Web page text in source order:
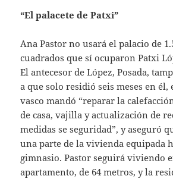
“El palacete de Patxi”
Ana Pastor no usará el palacio de
cuadrados que sí ocuparon Patxi
El antecesor de López, Posada,
a que solo residió seis meses en él,
vasco mandó “reparar la
de casa, vajilla y actualización de
medidas se seguridad”, y aseguró
una parte de la vivienda equipada
gimnasio. Pastor seguirá viviendo
apartamento, de 64 metros, y la